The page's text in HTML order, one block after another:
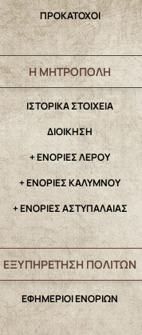
ΠΡΟΚΑΤΟΧΟΙ
Η ΜΗΤΡΟΠΟΛΗ
IΣΤΟΡΙΚΑ ΣΤΟΙΧΕΙΑ
ΔΙΟΙΚΗΣΗ
+ ΕΝΟΡΙΕΣ ΛΕΡΟΥ
+ ΕΝΟΡΙΕΣ ΚΑΛΥΜΝΟΥ
+ ΕΝΟΡΙΕΣ ΑΣΤΥΠΑΛΑΙΑΣ
ΕΞΥΠΗΡΕΤΗΣΗ ΠΟΛΙΤΩΝ
ΕΦΗΜΕΡΙΟΙ ΕΝΟΡΙΩΝ